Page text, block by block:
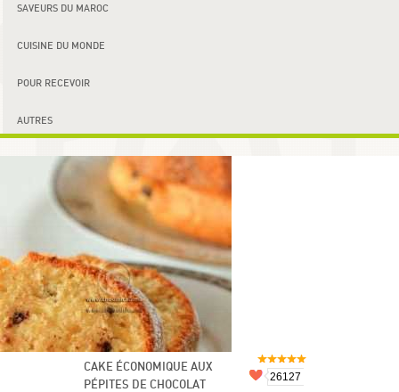
SAVEURS DU MAROC
CUISINE DU MONDE
POUR RECEVOIR
AUTRES
CAKE ÉCONOMIQUE AUX
PÉPITES DE CHOCOLAT
26127